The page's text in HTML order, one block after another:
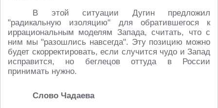
В этой ситуации Дугин предложил
"радикальную изоляцию" для обратившегося к
иррациональным моделям Запада, считать, что с
ним мы "разошлись навсегда". Эту позицию можно
будет скорректировать, если случится чудо и Запад
исправится, но беглецов оттуда в России
принимать нужно.
Слово Чадаева